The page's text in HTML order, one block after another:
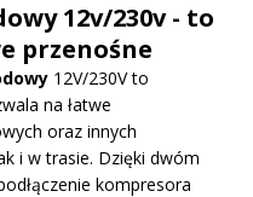
12v/230v - to
przenośne
12V/230V to
na łatwe
oraz innych
i w trasie. Dzięki dwóm
kompresora